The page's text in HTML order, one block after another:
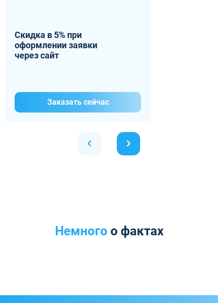
Скидка в 5% при
оформлении заявки
через сайт
Заказать сейчас
Немного о фактах